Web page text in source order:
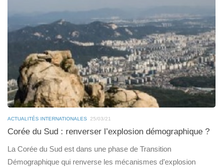
ACTUALITÉS INTERNATIONALES 25/03/21
Corée du Sud : renverser l’explosion démographique ?
La Corée du Sud est dans une phase de Transition
Démographique qui renverse les mécanismes d’explosion